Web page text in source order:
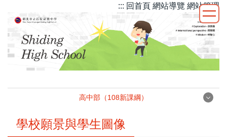
主
內
::: 回首頁 網站導覽 網站管理
高中部（108新課綱）
高中部（108新課綱）
學校願景與學生圖像